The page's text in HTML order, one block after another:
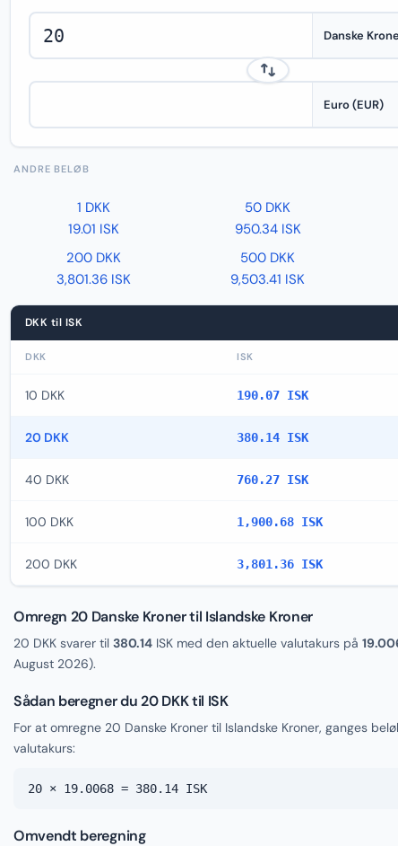
ANDRE BELØB
1 DKK
19.01 ISK
50 DKK
950.34 ISK
200 DKK
3,801.36 ISK
500 DKK
9,503.41 ISK
DKK til ISK
DKK ISK
10 DKK 190.07 ISK
20 DKK 380.14 ISK
40 DKK 760.27 ISK
100 DKK 1,900.68 ISK
200 DKK 3,801.36 ISK
Omregn 20 Danske Kroner til Islandske Kroner
20 DKK svarer til 380.14 ISK med den aktuelle valutakurs på
August 2026).
Sådan beregner du 20 DKK til ISK
For at omregne 20 Danske Kroner til Islandske Kroner, ganges
valutakurs:
20 × 19.0068 = 380.14 ISK
Omvendt beregning